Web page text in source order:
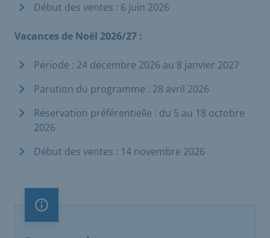
Début des ventes : 6 juin 2026
Vacances de Noël 2026/27 :
Période : 24 décembre 2026 au 8 janvier 2027
Parution du programme : 28 avril 2026
Réservation préférentielle : du 5 au 18 octobre
2026
Début des ventes : 14 novembre 2026
Remarque importante